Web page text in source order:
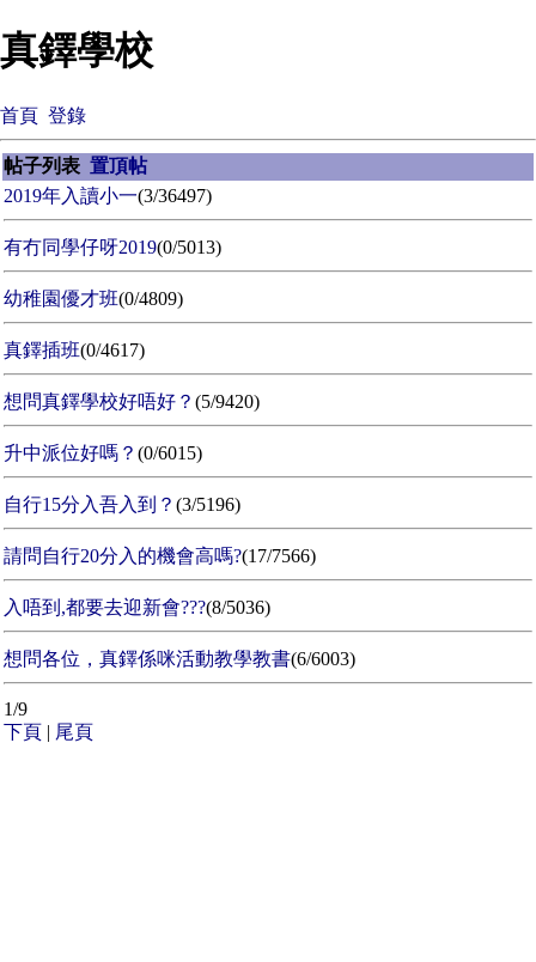
真鐸學校
首頁 登錄
帖子列表 置頂帖
2019年入讀小一(3/36497)
有冇同學仔呀2019(0/5013)
幼稚園優才班(0/4809)
真鐸插班(0/4617)
想問真鐸學校好唔好？ (5/9420)
升中派位好嗎？ (0/6015)
自行15分入吾入到？ (3/5196)
請問自行20分入的機會高嗎?(17/7566)
入唔到,都要去迎新會???(8/5036)
想問各位，真鐸係咪活動教學教書(6/6003)
1/9
下頁 | 尾頁